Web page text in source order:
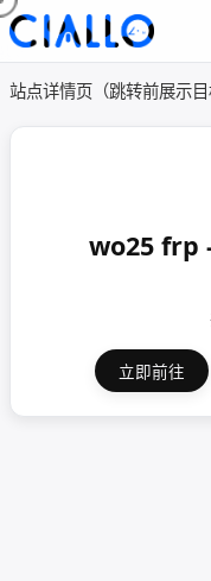
站点详情页（跳转前展示目
wo25 frp
立即前往